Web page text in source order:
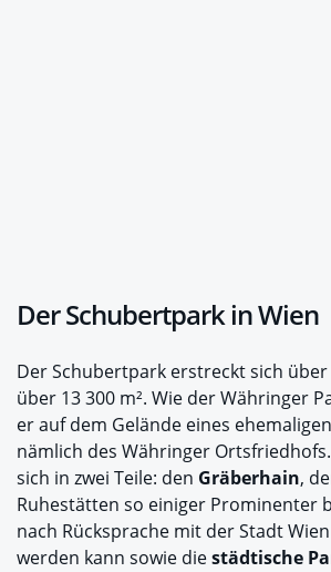
Der Schubertpark in Wien
Der Schubertpark erstreckt sich über
über 13 300 m². Wie der Währinger
er auf dem Gelände eines
nämlich des Währinger
sich in zwei Teile: den Gräberhain,
Ruhestätten so einiger Prominenter
nach Rücksprache mit der Stadt
werden kann sowie diestädtische